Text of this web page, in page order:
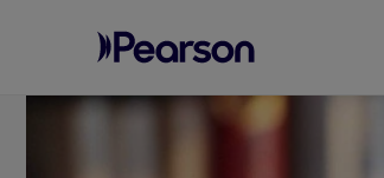
Pearson